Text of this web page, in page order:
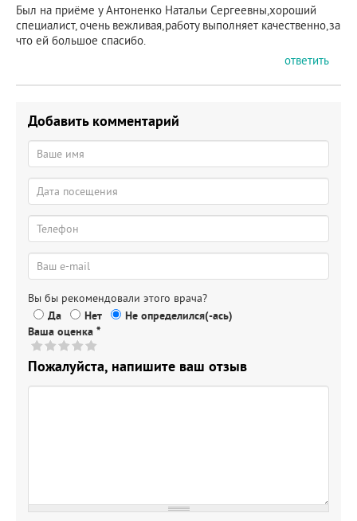
Был на приёме у Антоненко Натальи Сергеевны,хороший
специалист, очень вежливая,работу выполняет качественно,за
что ей большое спасибо.
ответить
Добавить комментарий
Вы бы рекомендовали этого врача?
Да
Нет
Не определился(-ась)
Ваша оценка *
Пожалуйста, напишите ваш отзыв